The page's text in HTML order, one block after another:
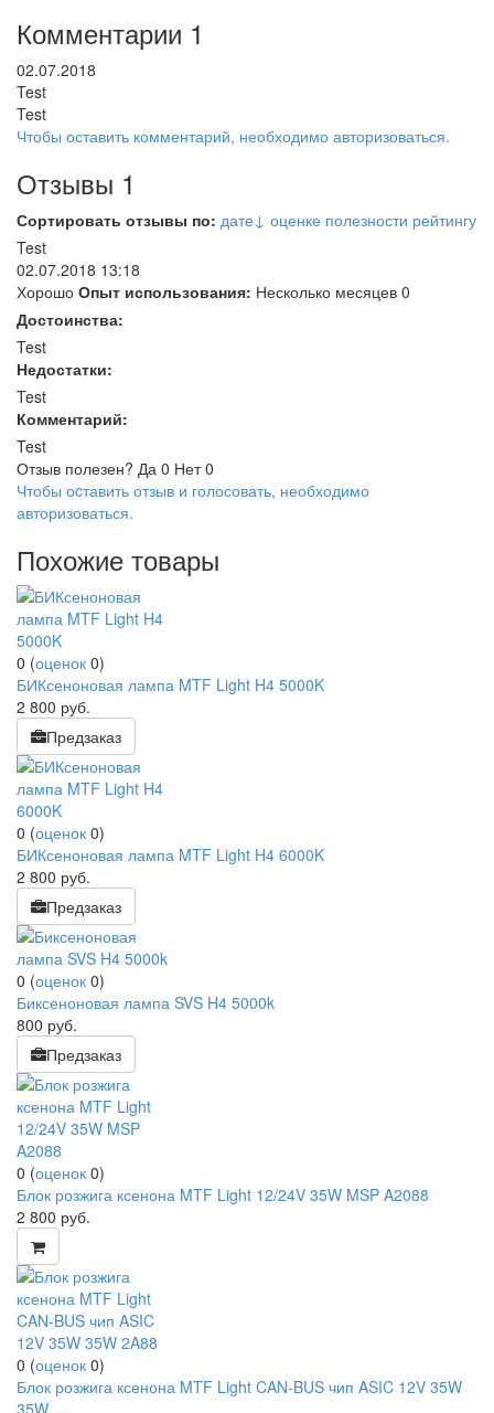
Комментарии 1
02.07.2018
Test
Test
Чтобы оставить комментарий, необходимо авторизоваться.
Отзывы 1
Сортировать отзывы по: дате↓ оценке полезности рейтингу
Test
02.07.2018 13:18
Хорошо Опыт использования: Несколько месяцев 0
Достоинства:
Test
Недостатки:
Test
Комментарий:
Test
Отзыв полезен? Да 0 Нет 0
Чтобы оcтавить отзыв и голосовать, необходимо
авторизоваться.
Похожие товары
0 (оценок 0)
БИКсеноновая лампа MTF Light H4 5000K
2 800 руб.
Предзаказ
0 (оценок 0)
БИКсеноновая лампа MTF Light H4 6000K
2 800 руб.
Предзаказ
0 (оценок 0)
Биксеноновая лампа SVS H4 5000k
800 руб.
Предзаказ
0 (оценок 0)
Блок розжига ксенона MTF Light 12/24V 35W MSP A2088
2 800 руб.
0 (оценок 0)
Блок розжига ксенона MTF Light CAN-BUS чип ASIC 12V 35W
35W ...